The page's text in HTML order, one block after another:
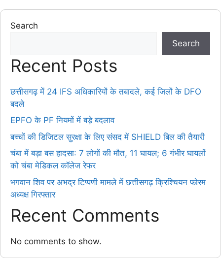
Search
Search
Recent Posts
छत्तीसगढ़ में 24 IFS अधिकारियों के तबादले, कई जिलों के DFO
बदले
EPFO के PF नियमों में बड़े बदलाव
बच्चों की डिजिटल सुरक्षा के लिए संसद में SHIELD बिल की तैयारी
चंबा में बड़ा बस हादसा: 7 लोगों की मौत, 11 घायल; 6 गंभीर घायलों
को चंबा मेडिकल कॉलेज रेफर
भगवान शिव पर अभद्र टिप्पणी मामले में छत्तीसगढ़ क्रिश्चियन फोरम
अध्यक्ष गिरफ्तार
Recent Comments
No comments to show.